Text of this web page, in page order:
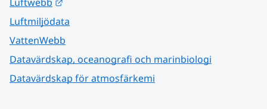
Luftmiljödata
VattenWebb
Datavärdskap, oceanografi och marinbiologi
Datavärdskap för atmosfärkemi